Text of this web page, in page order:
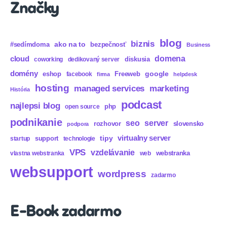
Značky
#sedímdoma ako na to bezpečnosť biznis blog Business
cloud coworking dedikovaný server diskusia domena
domény eshop facebook firma Freeweb google helpdesk
História hosting managed services marketing
najlepsi blog open source php podcast
podnikanie podpora rozhovor seo server slovensko
startup support technologie tipy virtualny server
vlastna webstranka VPS vzdelávanie web webstranka
websupport wordpress zadarmo
E-Book zadarmo